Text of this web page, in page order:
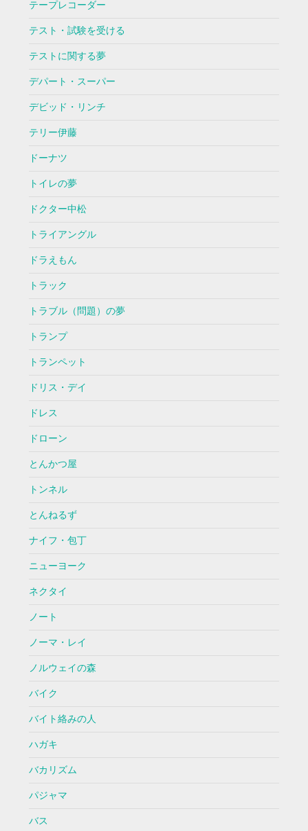
テープレコーダー
テスト・試験を受ける
テストに関する夢
デパート・スーパー
デビッド・リンチ
テリー伊藤
ドーナツ
トイレの夢
ドクター中松
トライアングル
ドラえもん
トラック
トラブル（問題）の夢
トランプ
トランペット
ドリス・デイ
ドレス
ドローン
とんかつ屋
トンネル
とんねるず
ナイフ・包丁
ニューヨーク
ネクタイ
ノート
ノーマ・レイ
ノルウェイの森
バイク
バイト絡みの人
ハガキ
バカリズム
パジャマ
バス